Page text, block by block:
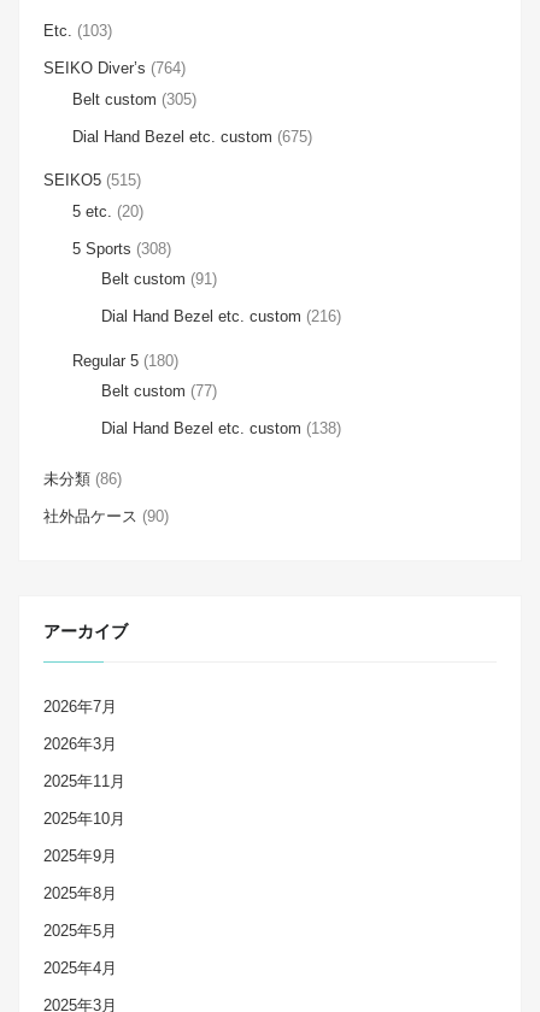
Etc. (103)
SEIKO Diver’s (764)
Belt custom (305)
Dial Hand Bezel etc. custom (675)
SEIKO5 (515)
5 etc.
(20)
5 Sports (308)
Belt custom (91)
Dial Hand Bezel etc. custom (216)
Regular 5 (180)
Belt custom (77)
Dial Hand Bezel etc. custom (138)
未分類 (86)
社外品ケース (90)
アーカイブ
2026年7月
2026年3月
2025年11月
2025年10月
2025年9月
2025年8月
2025年5月
2025年4月
2025年3月